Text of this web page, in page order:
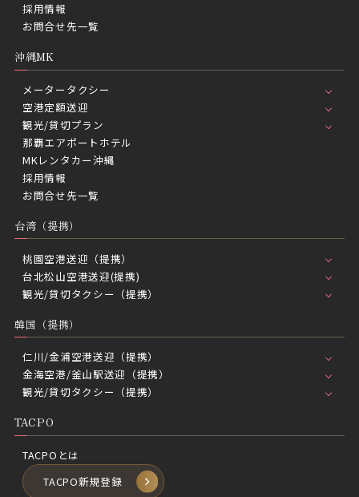
採用情報
お問合せ先一覧
沖縄MK
メータータクシー
空港定額送迎
観光/貸切プラン
那覇エアポートホテル
MKレンタカー沖縄
採用情報
お問合せ先一覧
台湾（提携）
桃園空港送迎（提携）
台北松山空港送迎(提携)
観光/貸切タクシー（提携）
韓国（提携）
仁川/金浦空港送迎（提携）
金海空港/釜山駅送迎（提携）
観光/貸切タクシー（提携）
TACPO
TACPOとは
TACPO新規登録